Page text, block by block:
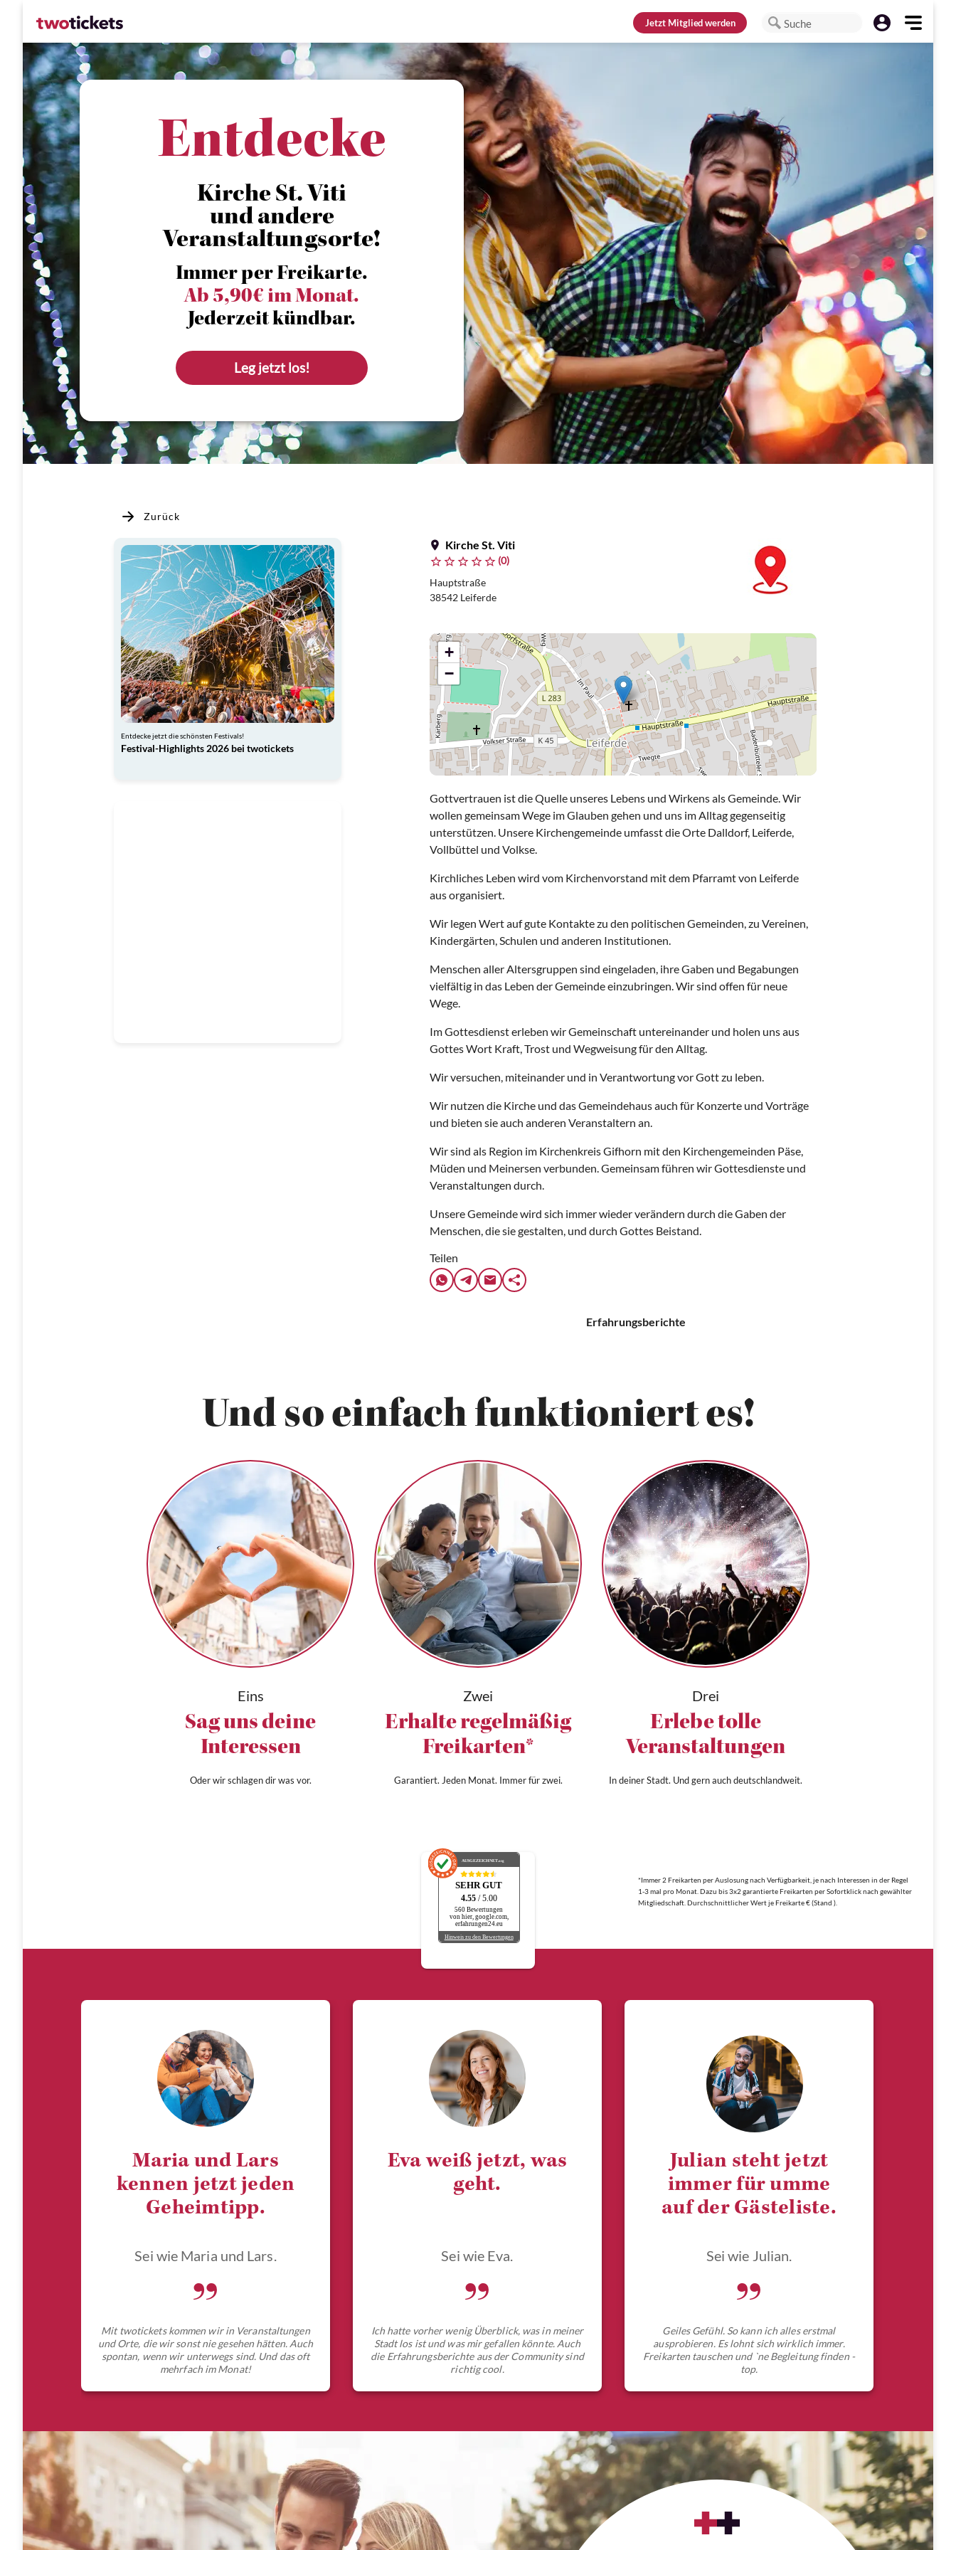
JetztMitglied werden Suche
Entdecke
Kirche St. Viti
und andere
Veranstaltungsorte!
Immer per Freikarte.
Ab 5,90€ im Monat.
Jederzeit kündbar.
Leg jetzt los!
Zurück
Entdecke jetzt die schönsten Festivals!
Festival-Highlights 2026 bei twotickets
Kirche St. Viti
(0)
Hauptstraße
38542 Leiferde
+
−
Gottvertrauen ist die Quelle unseres Lebens und Wirkens als Gemeinde. Wir
wollen gemeinsam Wege im Glauben gehen und uns im Alltag gegenseitig
unterstützen. Unsere Kirchengemeinde umfasst die Orte Dalldorf, Leiferde,
Vollbüttel und Volkse.
Kirchliches Leben wird vom Kirchenvorstand mit dem Pfarramt von Leiferde
aus organisiert.
Wir legen Wert auf gute Kontakte zu den politischen Gemeinden, zu Vereinen,
Kindergärten, Schulen und anderen Institutionen.
Menschen aller Altersgruppen sind eingeladen, ihre Gaben und Begabungen
vielfältig in das Leben der Gemeinde einzubringen. Wir sind offen für neue
Wege.
Im Gottesdienst erleben wir Gemeinschaft untereinander und holen uns aus
Gottes Wort Kraft, Trost und Wegweisung für den Alltag.
Wir versuchen, miteinander und in Verantwortung vor Gott zu leben.
Wir nutzen die Kirche und das Gemeindehaus auch für Konzerte und Vorträge
und bieten sie auch anderen Veranstaltern an.
Wir sind als Region im Kirchenkreis Gifhorn mit den Kirchengemeinden Päse,
Müden und Meinersen verbunden. Gemeinsam führen wir Gottesdienste und
Veranstaltungen durch.
Unsere Gemeinde wird sich immer wieder verändern durch die Gaben der
Menschen, die sie gestalten, und durch Gottes Beistand.
Teilen
Erfahrungsberichte
Und so einfach funktioniert es!
Eins
Sag uns deine
Interessen
Oder wir schlagen dir was vor.
Zwei
Erhalte regelmäßig
Freikarten*
Garantiert. Jeden Monat. Immer für zwei.
Drei
Erlebe tolle
Veranstaltungen
In deiner Stadt. Und gern auch deutschlandweit.
AUSGEZEICHNET.org
SEHR GUT
4.55 / 5.00
560 Bewertungen
von hier, google.com,
erfahrungen24.eu
Hinweis zu den Bewertungen
*Immer 2 Freikarten per Auslosung nach Verfügbarkeit, je nach Interessen in der Regel
1-3 mal pro Monat. Dazu bis 3x2 garantierte Freikarten per Sofortklick nach gewählter
Mitgliedschaft. Durchschnittlicher Wert je Freikarte € (Stand ).
Maria und Lars
kennen jetzt jeden
Geheimtipp.
Sei wie Maria und Lars.
„
Mit twotickets kommen wir in Veranstaltungen
und Orte, die wir sonst nie gesehen hätten. Auch
spontan, wenn wir unterwegs sind. Und das oft
mehrfach im Monat!
Eva weiß jetzt, was
geht.
Sei wie Eva.
„
Ich hatte vorher wenig Überblick, was in meiner
Stadt los ist und was mir gefallen könnte. Auch
die Erfahrungsberichte aus der Community sind
richtig cool.
Julian steht jetzt
immer für umme
auf der Gästeliste.
Sei wie Julian.
„
Geiles Gefühl. So kann ich alles erstmal
ausprobieren. Es lohnt sich wirklich immer.
Freikarten tauschen und `ne Begleitung finden -
top.